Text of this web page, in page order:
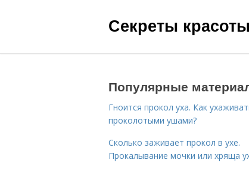
Секреты
Популярные
Гноится прокол уха. Как
проколотыми ушами?
Сколько заживает прокол в ухе.
Прокалывание мочки или хряща